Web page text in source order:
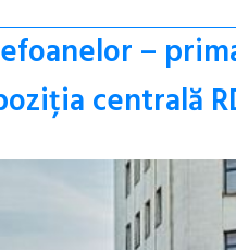
–
centrală